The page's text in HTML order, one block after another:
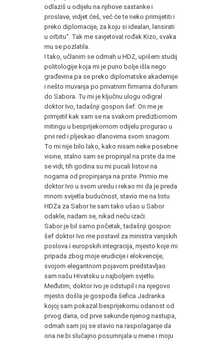
odlaziš u odijelu na njihove sastanke i
proslave, vidjet ćeš, već će te neko primijetiti i
preko diplomacije, za koju si idealan, lansirati
u orbitu“. Tak me savjetoval rođak Kizo, svaka
mu se pozlatila.
I tako, učlanim se odmah u HDZ, upišem studij
politologije koja mi je puno bolje išla nego
građevina pa se preko diplomatske akademije
i nešto muvanja po privatnim firmama dofuram
do Sabora. Tu mi je ključnu ulogu odigral
doktor Ivo, tadašnji gospon šef. On me je
primjetil kak sam se na svakom predizbornom
mitingu u besprijekornom odijelu progurao u
prvi red i pljeskao dlanovima svom snagom.
To mi nije bilo lako, kako nisam neke posebne
visine, stalno sam se propinjal na prste da me
se vidi, tih godina su mi pucali listovi na
nogama od propinjanja na prste. Primio me
doktor Ivo u svom uredu i rekao mi da je preda
mnom svijetla budućnost, stavio me na listu
HDZa za Sabor te sam tako ušao u Sabor
odakle, nadam se, nikad neću izaći.
Sabor je bil samo početak, tadašnji gospon
šef doktor Ivo me postavil za ministra vanjskih
poslova i europskih integracija, mjesto koje mi
pripada zbog moje erudicije i elokvencije,
svojom elegantnom pojavom predstavljao
sam našu Hrvatsku u najboljem svjetlu.
Međutim, doktor Ivo je odstupil i na njegovo
mjesto došla je gospođa šefica Jadranka
kojoj sam pokazal besprijekornu odanost od
prvog dana, od prve sekunde njenog nastupa,
odmah sam joj se stavio na raspolaganje da
ona ne bi slučajno posumnjala u mene i moju